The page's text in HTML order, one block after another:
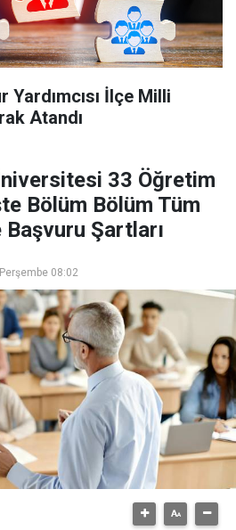
İlçe Milli
Atandı
33 Öğretim
Bölüm Bölüm Tüm
Şartları
08:02